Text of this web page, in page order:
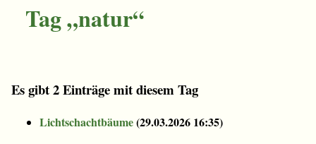
Tag „natur“
Es gibt 2 Einträge mit diesem Tag
Lichtschachtbäume(29.03.2026 16:35)